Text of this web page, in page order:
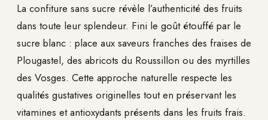
La confiture sans sucre révèle l’authenticité des fruits
dans toute leur splendeur. Fini le goût étouffé par le
sucre blanc : place aux saveurs franches des fraises de
Plougastel, des abricots du Roussillon ou des myrtilles
des Vosges. Cette approche naturelle respecte les
qualités gustatives originelles tout en préservant les
vitamines et antioxydants présents dans les fruits frais.